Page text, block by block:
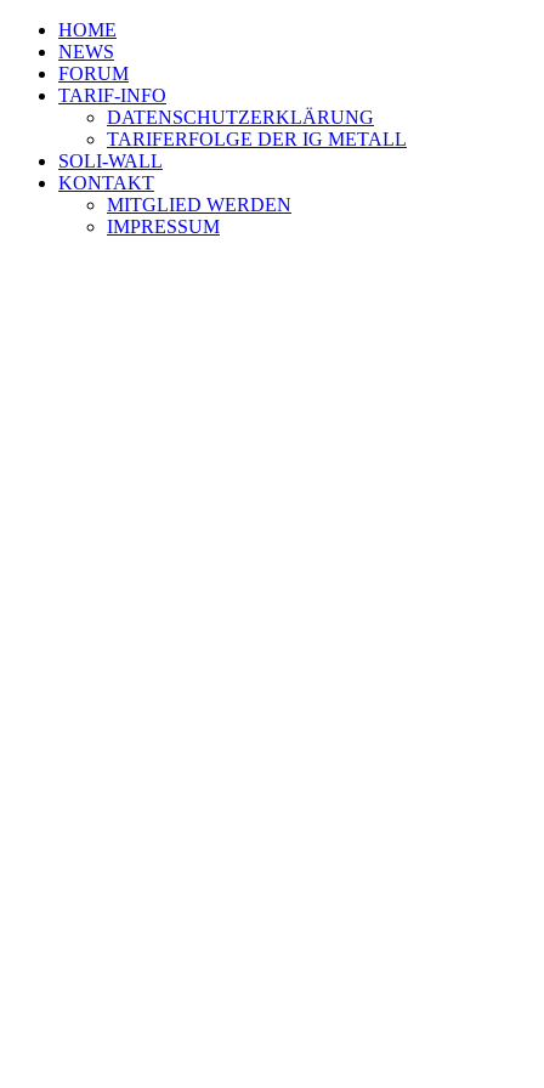
HOME
NEWS
FORUM
TARIF-INFO
DATENSCHUTZERKLÄRUNG
TARIFERFOLGE DER IG METALL
SOLI-WALL
KONTAKT
MITGLIED WERDEN
IMPRESSUM